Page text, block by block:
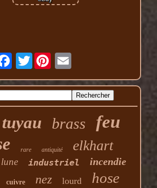
Twitter
tuyau brass feu
rare antiquité elkhart
lune industriel incendie
cuivre nez lourd hose